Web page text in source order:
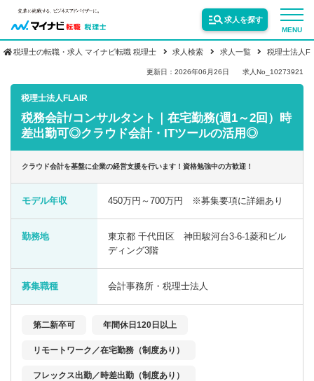
MENU
求人を探す
転職お役立ち情報
業界情報
税理士の転職・求人 マイナビ転職 税理士 求人検索 求人一覧 税理士法人
更新日：2026年06月26日 求人No_10273921
税理士法人FLAIR
税務会計/コンサルタント｜在宅勤務(週1～2回）時
差出勤可◎クラウド会計・ITツールの活用◎
クラウド会計を基盤に企業の経営支援を行います！資格勉強中の方歓迎！
モデル年収 450万円～700万円 ※募集要項に詳細あり
勤務地
東京都 千代田区 神田駿河台3-6-1菱和ビル
ディング3階
募集職種 会計事務所・税理士法人
第二新卒可 年間休日120日以上
リモートワーク／在宅勤務（制度あり）
フレックス出勤／時差出勤（制度あり）